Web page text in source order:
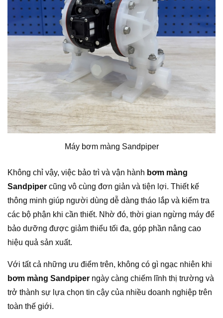
Máy bơm màng Sandpiper
Không chỉ vậy, việc bảo trì và vận hành bơm màng
Sandpiper cũng vô cùng đơn giản và tiện lợi. Thiết kế
thông minh giúp người dùng dễ dàng tháo lắp và kiểm tra
các bộ phận khi cần thiết. Nhờ đó, thời gian ngừng máy để
bảo dưỡng được giảm thiểu tối đa, góp phần nâng cao
hiệu quả sản xuất.
Với tất cả những ưu điểm trên, không có gì ngạc nhiên khi
bơm màng Sandpiper ngày càng chiếm lĩnh thị trường và
trở thành sự lựa chọn tin cậy của nhiều doanh nghiệp trên
toàn thế giới.